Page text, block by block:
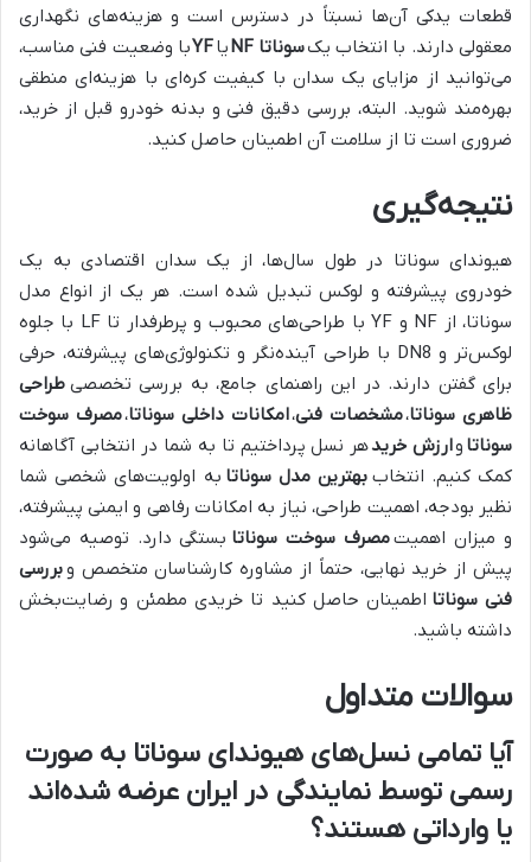
قطعات یدکی آن‌ها نسبتاً در دسترس است و هزینه‌های نگهداری
معقولی دارند. با انتخاب یکسوناتا NF یاYFبا وضعیت فنی مناسب،
می‌توانید از مزایای یک سدان با کیفیت کره‌ای با هزینه‌ای منطقی
بهره‌مند شوید. البته، بررسی دقیق فنی و بدنه خودرو قبل از خرید،
ضروری است تا از سلامت آن اطمینان حاصل کنید.
نتیجه‌گیری
هیوندای سوناتا در طول سال‌ها، از یک سدان اقتصادی به یک
خودروی پیشرفته و لوکس تبدیل شده است. هر یک از انواع مدل
سوناتا، از NF و YF با طراحی‌های محبوب و پرطرفدار تا LF با جلوه
لوکس‌تر و DN8 با طراحی آینده‌نگر و تکنولوژی‌های پیشرفته، حرفی
برای گفتن دارند. در این راهنمای جامع، به بررسی تخصصی طراحی
ظاهری سوناتا،مشخصات فنی،امکانات داخلی سوناتا،مصرف سوخت
سوناتا وارزش خریدهر نسل پرداختیم تا به شما در انتخابی آگاهانه
کمک کنیم. انتخاب بهترین مدل سوناتا به اولویت‌های شخصی شما
نظیر بودجه، اهمیت طراحی، نیاز به امکانات رفاهی و ایمنی پیشرفته،
و میزان اهمیتمصرف سوخت سوناتا بستگی دارد. توصیه می‌شود
پیش از خرید نهایی، حتماً از مشاوره کارشناسان متخصص وبررسی
فنی سوناتا اطمینان حاصل کنید تا خریدی مطمئن و رضایت‌بخش
داشته باشید.
سوالات متداول
آیا تمامی نسل‌های هیوندای سوناتا به صورت
رسمی توسط نمایندگی در ایران عرضه شده‌اند
یا وارداتی هستند؟